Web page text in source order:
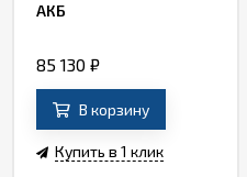
АКБ
85 130 ₽
В корзину
Купить в 1 клик